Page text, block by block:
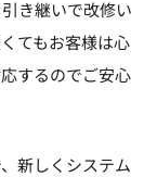
き継いで改修い
てもお客様は心
するのでご安心
新しくシステム